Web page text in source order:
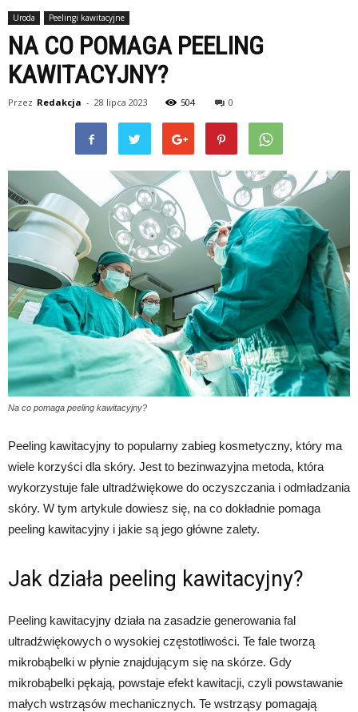
Uroda Peelingi kawitacyjne
NA CO POMAGA PEELING
KAWITACYJNY?
Przez Redakcja - 28 lipca 2023 504 0
Na co pomaga peeling kawitacyjny?
Peeling kawitacyjny to popularny zabieg kosmetyczny, który ma
wiele korzyści dla skóry. Jest to bezinwazyjna metoda, która
wykorzystuje fale ultradźwiękowe do oczyszczania i odmładzania
skóry. W tym artykule dowiesz się, na co dokładnie pomaga
peeling kawitacyjny i jakie są jego główne zalety.
Jak działa peeling kawitacyjny?
Peeling kawitacyjny działa na zasadzie generowania fal
ultradźwiękowych o wysokiej częstotliwości. Te fale tworzą
mikrobąbelki w płynie znajdującym się na skórze. Gdy
mikrobąbelki pękają, powstaje efekt kawitacji, czyli powstawanie
małych wstrząsów mechanicznych. Te wstrząsy pomagają